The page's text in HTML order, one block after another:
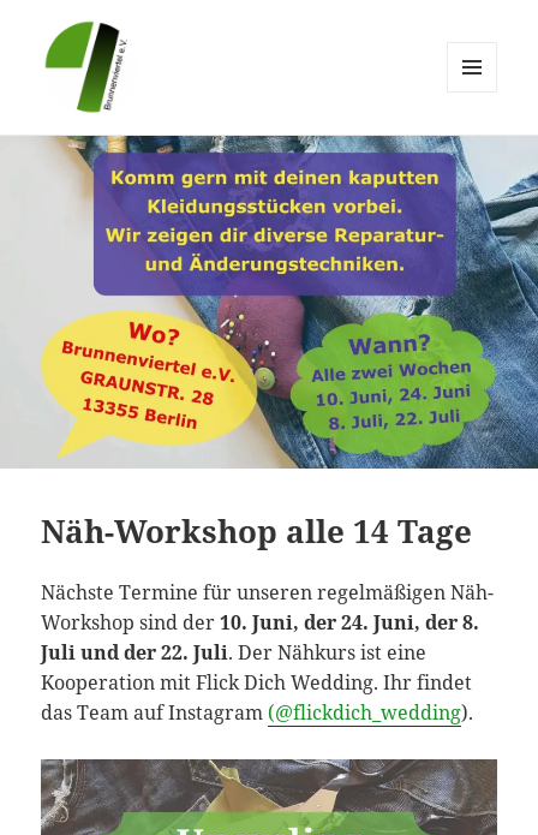
Brunnenviertel e.V.
WIDGETS
Näh-Workshop alle 14 Tage
Nächste Termine für unseren regelmäßigen Näh-
Workshop sind der10. Juni, der 24. Juni, der 8.
Juli und der 22. Juli. Der Nähkurs ist eine
Kooperation mit Flick Dich Wedding. Ihr findet
das Team auf Instagram (@flickdich_wedding).